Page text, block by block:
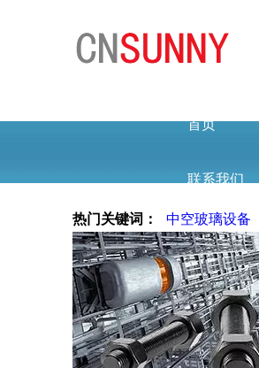
首页
联系我们
热门关键词： 中空玻璃设备